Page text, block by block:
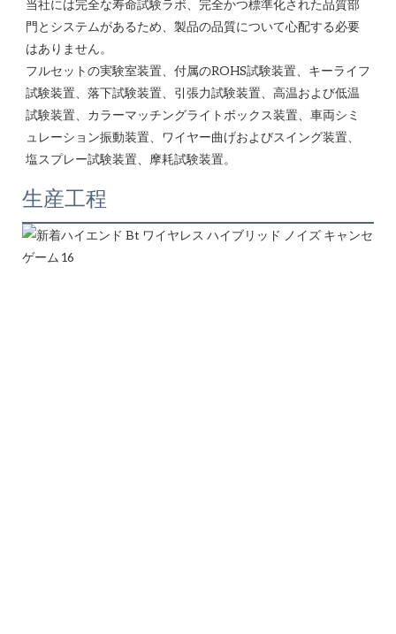
当社には完全な寿命試験ラボ、完全かつ標準化された品質部
門とシステムがあるため、製品の品質について心配する必要
はありません。
フルセットの実験室装置、付属のROHS試験装置、キーライフ
試験装置、落下試験装置、引張力試験装置、高温および低温
試験装置、カラーマッチングライトボックス装置、車両シミ
ュレーション振動装置、ワイヤー曲げおよびスイング装置、
生産工程